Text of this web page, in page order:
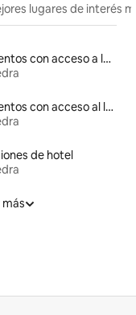
lugares de interés
Alojamientos con acceso a la playa
Alojamientos con acceso al lago
de hotel